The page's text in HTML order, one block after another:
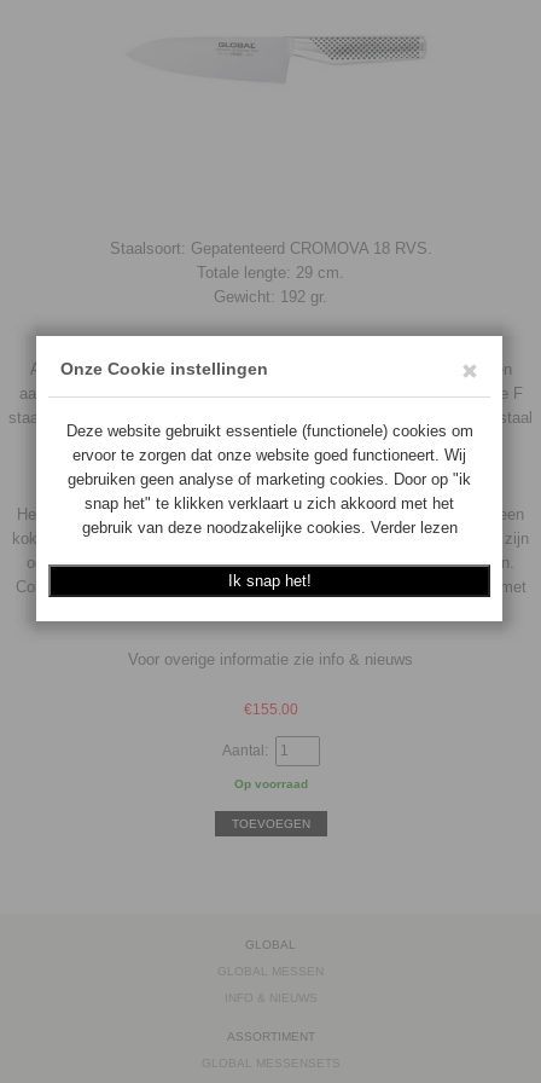
Staalsoort: Gepatenteerd CROMOVA 18 RVS.
Totale lengte: 29 cm.
Gewicht: 192 gr.
Aangezien met name koks in Europa een zwaar mes prettiger vinden
aanvoelen heeft Global een flinke keus in de verzwaarde GF serie. De F
staat voor Forged, deze serie is wat dikker door het gebruik van meer staal
tijdens het fabricageproces waardoor het mes veel zwaarder is.
KOKSMESSEN
Het belangrijkste mes in elke keuken. Professionele koks prefereren een
koksmes met een lemmet van 26cm of zelfs nog groter. Koksmessen zijn
ook bedoeld om in snel tempo grote hoeveelheden voedsel te snijden.
Consumenten kiezen vaak voor een bescheidener afmeting, meestal met
Voor overige informatie zie info & nieuws
€155.00
Aantal:
Op voorraad
TOEVOEGEN
GLOBAL
GLOBAL MESSEN
INFO & NIEUWS
ASSORTIMENT
GLOBAL MESSENSETS